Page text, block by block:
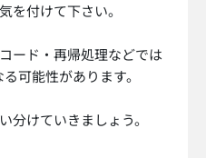
を付けて下さい。
ード・再帰処理などでは
可能性があります。
分けていきましょう。